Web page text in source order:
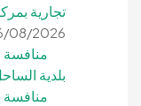
تجارية
08/2026
بلدية
منافسة